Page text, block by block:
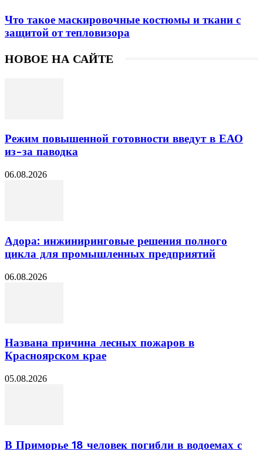
Что такое маскировочные костюмы и ткани с
защитой от тепловизора
НОВОЕ НА САЙТЕ
Режим повышенной готовности введут в ЕАО
из-за паводка
06.08.2026
Адора: инжиниринговые решения полного
цикла для промышленных предприятий
06.08.2026
Названа причина лесных пожаров в
Красноярском крае
05.08.2026
В Приморье 18 человек погибли в водоемах с